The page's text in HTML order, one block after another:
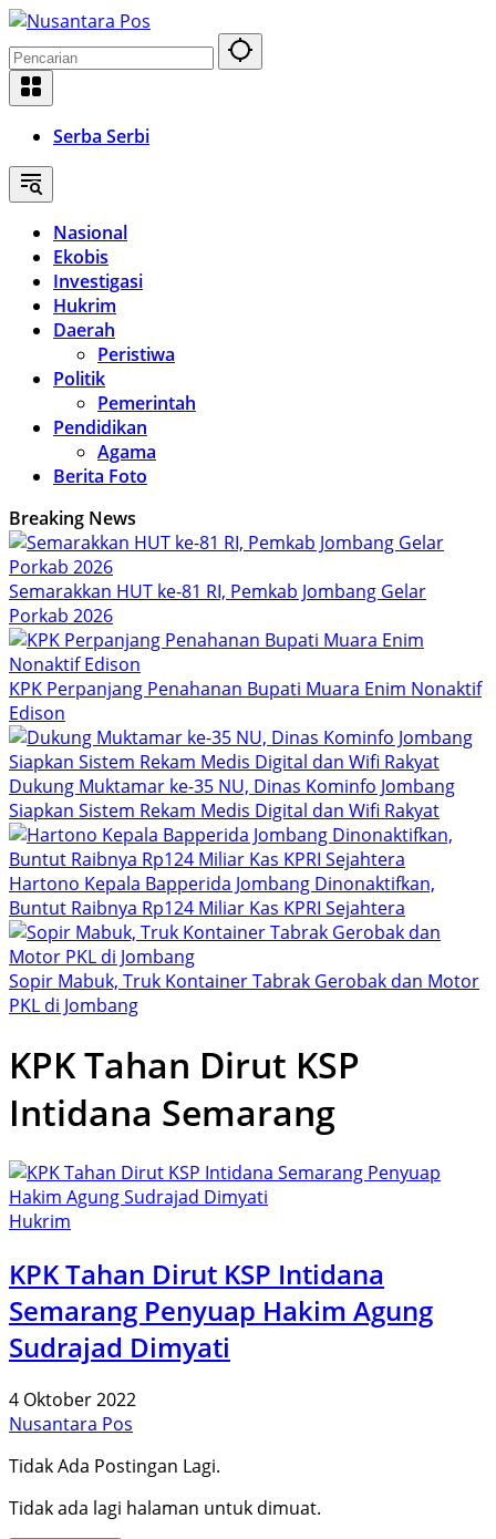
Langsung
ke
konten
Serba Serbi
Nasional
Ekobis
Investigasi
Hukrim
Daerah
Peristiwa
Politik
Pemerintah
Pendidikan
Agama
Berita Foto
Breaking News
Semarakkan HUT ke-81 RI, Pemkab Jombang Gelar
Porkab 2026
KPK Perpanjang Penahanan Bupati Muara Enim Nonaktif
Edison
Dukung Muktamar ke-35 NU, Dinas Kominfo Jombang
Siapkan Sistem Rekam Medis Digital dan Wifi Rakyat
Hartono Kepala Bapperida Jombang Dinonaktifkan,
Buntut Raibnya Rp124 Miliar Kas KPRI Sejahtera
Sopir Mabuk, Truk Kontainer Tabrak Gerobak dan Motor
PKL di Jombang
KPK Tahan Dirut KSP
Intidana Semarang
Hukrim
KPK Tahan Dirut KSP Intidana
Semarang Penyuap Hakim Agung
Sudrajad Dimyati
4 Oktober 2022
Nusantara Pos
Tidak Ada Postingan Lagi.
Tidak ada lagi halaman untuk dimuat.